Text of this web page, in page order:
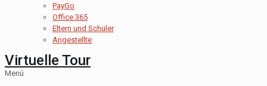
PayGo
Office 365
Eltern und Schüler
Angestellte
Virtuelle Tour
Menú